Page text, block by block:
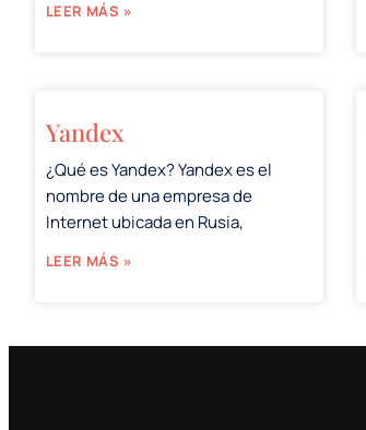
LEER MÁS »
Yandex
¿Qué es Yandex? Yandex es el
nombre de una empresa de
Internet ubicada en Rusia,
LEER MÁS »